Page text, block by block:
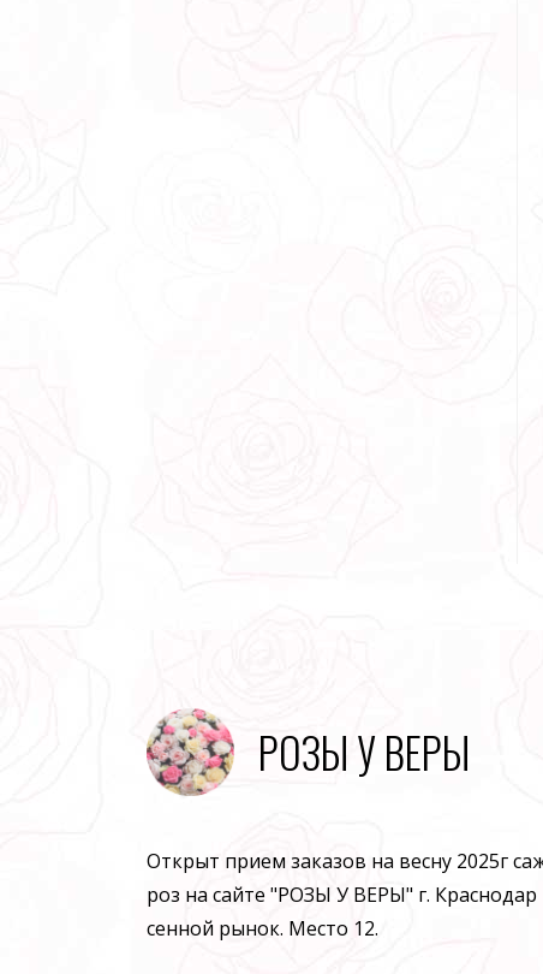
РОЗЫ У ВЕРЫ
Открыт прием заказов на весну 2025г
роз на сайте "РОЗЫ У ВЕРЫ" г. Краснодар
сенной рынок. Место 12.